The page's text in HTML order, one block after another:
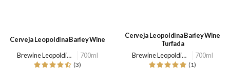
Cerveja Leopoldina Barley Wine
Brewine Leopoldina
700ml
(3)
Cerveja Leopoldina Barley Wine
Turfada
Brewine Leopoldina
700ml
(1)